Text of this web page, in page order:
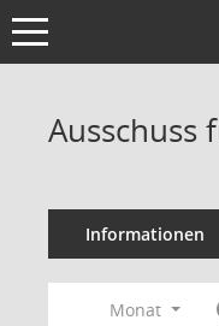
Toggle navigation
Ausschuss
Informationen
Monat